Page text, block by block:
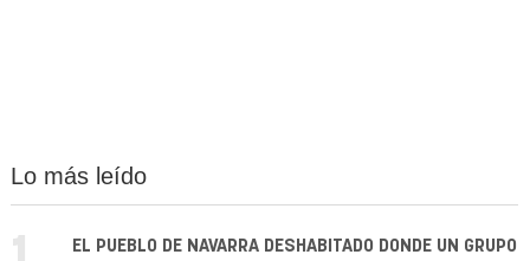
Lo más leído
EL PUEBLO DE NAVARRA DESHABITADO DONDE UN GRUPO